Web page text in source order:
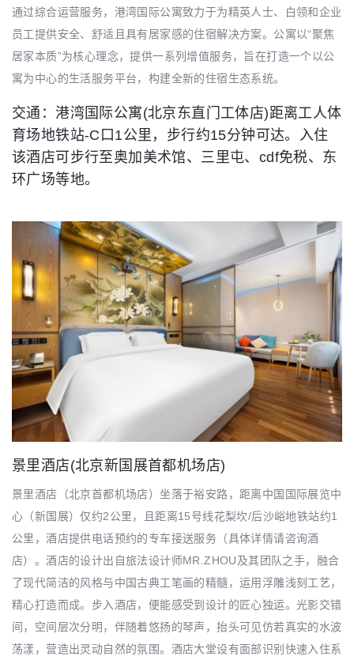
通过综合运营服务，港湾国际公寓致力于为精英人士、白领和企业
员工提供安全、舒适且具有居家感的住宿解决方案。公寓以“聚焦
居家本质”为核心理念，提供一系列增值服务，旨在打造一个以公
寓为中心的生活服务平台，构建全新的住宿生态系统。
交通：港湾国际公寓(北京东直门工体店)距离工人体
育场地铁站-C口1公里，步行约15分钟可达。入住
该酒店可步行至奥加美术馆、三里屯、cdf免税、东
环广场等地。
景里酒店(北京新国展首都机场店)
景里酒店（北京首都机场店）坐落于裕安路，距离中国国际展览中
心（新国展）仅约2公里，且距离15号线花梨坎/后沙峪地铁站约1
公里，酒店提供电话预约的专车接送服务（具体详情请咨询酒
店）。酒店的设计出自旅法设计师MR.ZHOU及其团队之手，融合
了现代简洁的风格与中国古典工笔画的精髓，运用浮雕浅刻工艺，
精心打造而成。步入酒店，便能感受到设计的匠心独运。光影交错
间，空间层次分明，伴随着悠扬的琴声，抬头可见仿若真实的水波
荡漾，营造出灵动自然的氛围。酒店大堂设有面部识别快速入住系